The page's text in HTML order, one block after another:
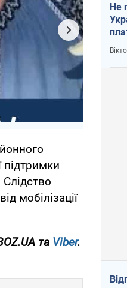
підтримки
Слідство
мобілізації
та Viber.
Не